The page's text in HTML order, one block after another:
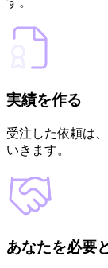
実績を作る
受注した依頼は
いきます。
あなたを必要